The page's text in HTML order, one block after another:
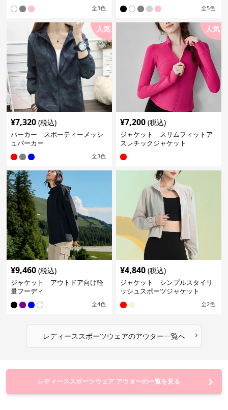
全3色 全5色
人気
¥7,320 (税込)
パーカー スポーティーメッシ
ュパーカー
全3色
人気
¥7,200 (税込)
ジャケット スリムフィットア
スレチックジャケット
¥9,460 (税込)
ジャケット アウトドア向け軽
量フーディ
全4色
¥4,840 (税込)
ジャケット シンプルスタイリ
ッシュスポーツジャケット
全2色
レディーススポーツウェアのアウター一覧へ ›
レディーススポーツウェア アウターの一覧を見る